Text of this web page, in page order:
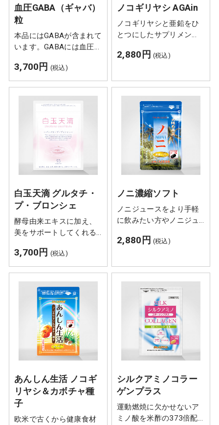
血圧GABA（ギャバ）
粒
本品にはGABAが含まれて
います。GABAには血圧が
機能があることが報告さ
れています。
3,700円 (税込)
ノコギリヤシ AGAin
ノコギリヤシと亜鉛をひ
とつにしたサプリメン
り戻すサポートをしま
B12に加え、食物繊維豊
合しました。
2,880円 (税込)
白玉天滴 グルタチ・
プ・ブロンシェ
酵母由来エキスに加え、
美をサポートしてくれる
珠末」「白金」等も配合
されています。
3,700円 (税込)
ノニ濃縮ソフト
ノニジュースをより手軽
に飲みたい方やノニジュ
という方の天然ノニサプ
2,880円 (税込)
あんしん生活 ノコギ
リヤシ＆カボチャ種
子
欧米で古くから健康食材
シルクアミノコラー
ゲンプラス
運動燃焼に欠かせないア
ミノ酸を米酢の373倍配